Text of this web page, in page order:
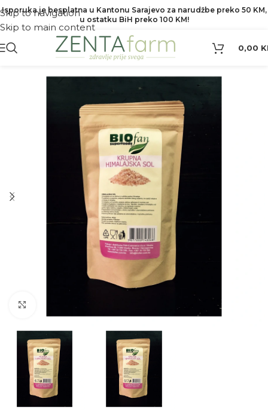
Skip to navigation
Skip to main content
Isporuka je besplatna u Kantonu Sarajevo za narudžbe preko 50 KM,
u ostatku BiH preko 100 KM!
0,00